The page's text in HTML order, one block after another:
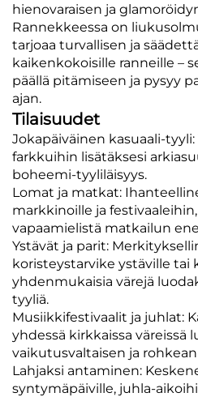
hienovaraisen ja
Rannekkeessa on
tarjoaa turvallisen ja
kaikenkokoisille ranneille –
päällä pitämiseen ja pysyy
ajan.
Tilaisuudet
Jokapäiväinen kasuaali-
farkkuihin lisätäksesi
boheemi-tyyliläisyys.
Lomat ja matkat:
markkinoille ja
vapaamielistä matkailun
Ystävät ja parit:
koristeystarvike ystäville tai
yhdenmukaisia värejä
tyyliä.
Musiikkifestivaalit ja juhlat:
yhdessä kirkkaissa väreissä
vaikutusvaltaisen ja
Lahjaksi antaminen:
syntymäpäiville, juhla-